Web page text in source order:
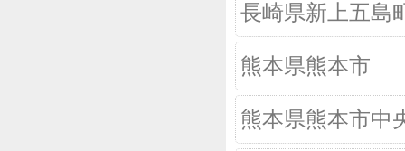
長崎県新上五島
熊本県熊本市
熊本県熊本市中